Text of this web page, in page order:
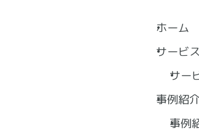
ホーム
サービ
サー
事例紹
事例